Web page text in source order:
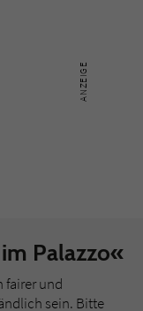
Palazzo«
fairer und
sein. Bitte